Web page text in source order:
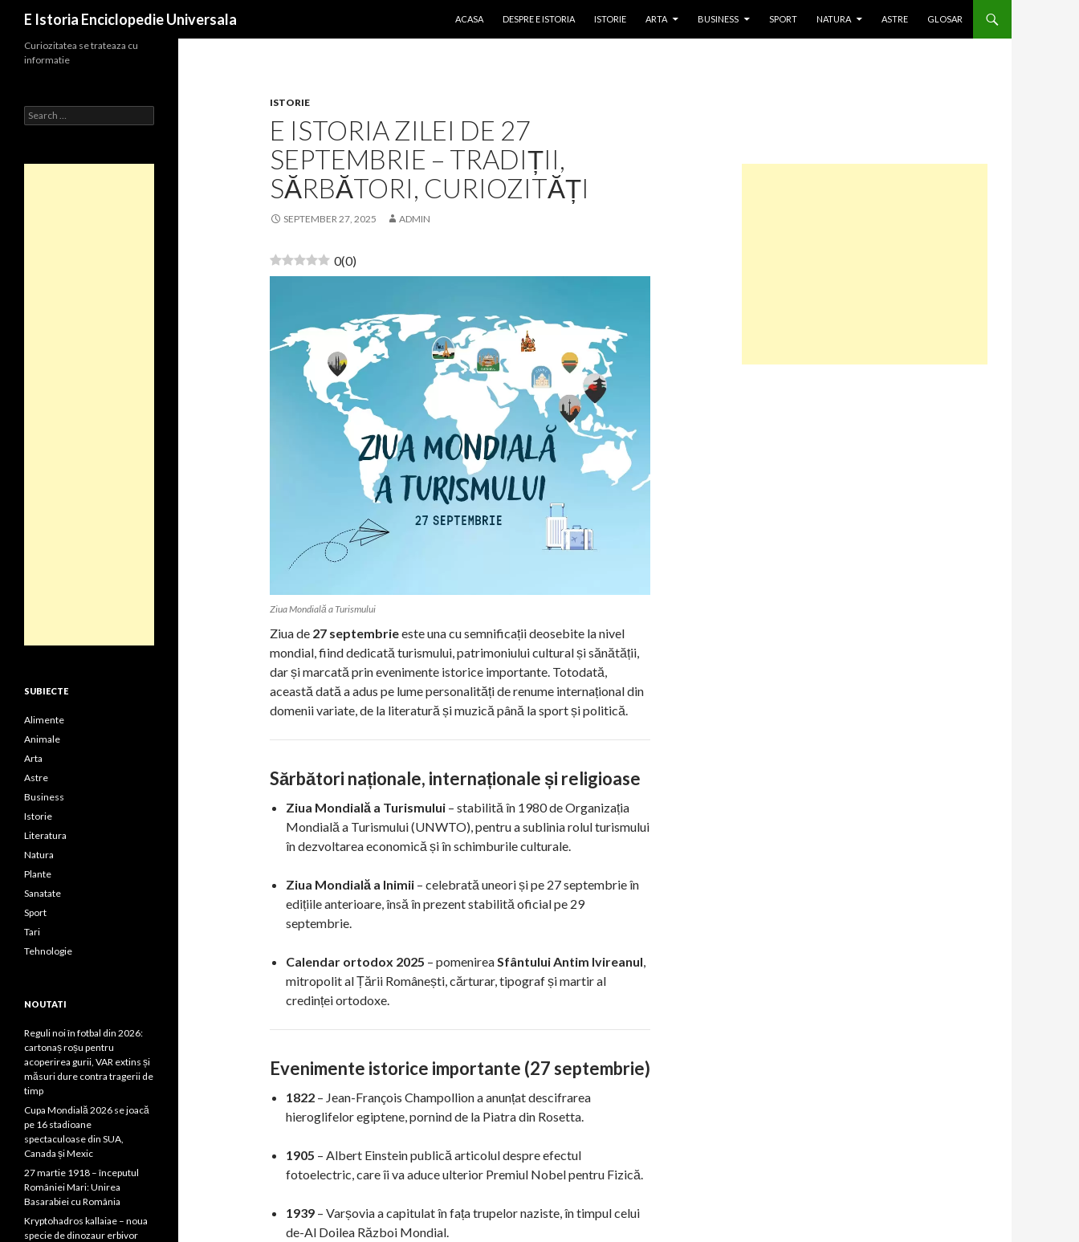
E Istoria Enciclopedie Universala
ACASA
DESPRE E ISTORIA ISTORIE ARTA BUSINESS SPORT NATURA ASTRE GLOSAR
ISTORIE
E ISTORIA ZILEI DE 27
SEPTEMBRIE – TRADIȚII,
SĂRBĂTORI, CURIOZITĂȚI
SEPTEMBER 27, 2025 ADMIN
0(0)
Ziua Mondială a Turismului
Ziua de 27 septembrieeste una cu semnificații deosebite la nivel
mondial, fiind dedicată turismului, patrimoniului cultural și sănătății,
dar și marcată prin evenimente istorice importante. Totodată,
această dată a adus pe lume personalități de renume internațional din
domenii variate, de la literatură și muzică până la sport și politică.
Sărbători naționale, internaționale și religioase
Ziua Mondială a Turismului – stabilită în 1980 de Organizația
Mondială a Turismului (UNWTO), pentru a sublinia rolul turismului
în dezvoltarea economică și în schimburile culturale.
Ziua Mondială a Inimii – celebrată uneori și pe 27 septembrie în
edițiile anterioare, însă în prezent stabilită oficial pe 29
septembrie.
Calendar ortodox 2025 – pomenireaSfântului Antim Ivireanul,
mitropolit al Țării Românești, cărturar, tipograf și martir al
credinței ortodoxe.
Evenimente istorice importante (27 septembrie)
1822 – Jean-François Champollion a anunțat descifrarea
hieroglifelor egiptene, pornind de la Piatra din Rosetta.
1905 – Albert Einstein publică articolul despre efectul
fotoelectric, care îi va aduce ulterior Premiul Nobel pentru Fizică.
1939 – Varșovia a capitulat în fața trupelor naziste, în timpul celui
de-Al Doilea Război Mondial.
Curiozitatea se trateaza cu
informatie
Search
for:
SUBIECTE
Alimente
Animale
Arta
Astre
Business
Istorie
Literatura
Natura
Plante
Sanatate
Sport
Tari
Tehnologie
NOUTATI
Reguli noi în fotbal din 2026:
cartonaș roșu pentru
acoperirea gurii, VAR extins și
măsuri dure contra tragerii de
timp
Cupa Mondială 2026 se joacă
pe 16 stadioane
spectaculoase din SUA,
Canada și Mexic
27 martie 1918 – începutul
României Mari: Unirea
Basarabiei cu România
Kryptohadros kallaiae – noua
specie de dinozaur erbivor